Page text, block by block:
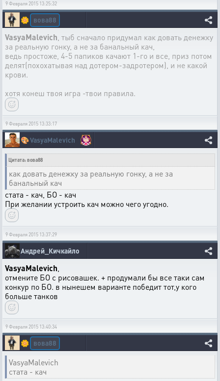
9 Февраля 2015 13:25:32
🌼 вова88
VasyaMalevich , тыб сначало придумал как довать денежку
за реальную гонку, а не за банальный кач,
ведь простоже, 4-5 папиков качают 1-го и все, приз потом
делят(похохатывая над дотером-задротером), и не какой
крови.
хотя конеш твоя игра -твои правила.
9 Февраля 2015 13:33:17
🎨VasyaMalevich
Цитата: вова88
как довать денежку за реальную гонку, а не за
банальный кач
стата - кач, БО - кач
При желании устроить кач можно чего угодно.
9 Февраля 2015 13:37:29
Андрей_Кичкайло
VasyaMalevich
отмените БО с рисовашек. + продумали бы все таки сам
конкур по БО. в нынешем варианте победит тот,у кого
больше танков
9 Февраля 2015 13:40:34
🌼 вова88
VasyaMalevich
стата - кач